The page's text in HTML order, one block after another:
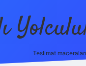
Teslimat